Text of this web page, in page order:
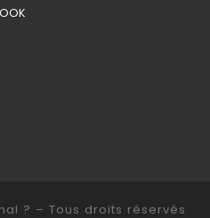
? – Tous droits réservés